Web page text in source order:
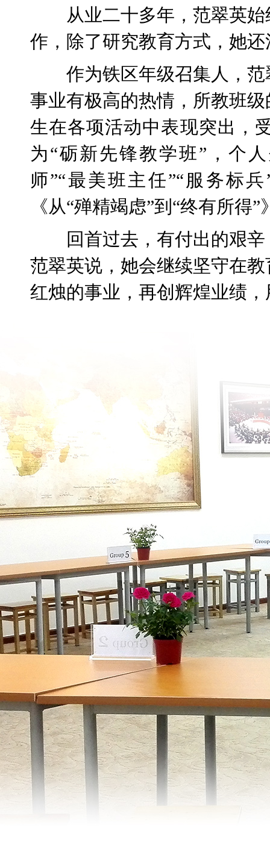
从业二十多年，范翠英
作，除了研究教育方式，她
作为铁区年级召集人，
事业有极高的热情，所教班
生在各项活动中表现突出，
为“砺新先锋教学班”，个
师”“最美班主任”“服务标
《从“殚精竭虑”到“终有所
回首过去，有付出的艰
范翠英说，她会继续坚守在
红烛的事业，再创辉煌业绩